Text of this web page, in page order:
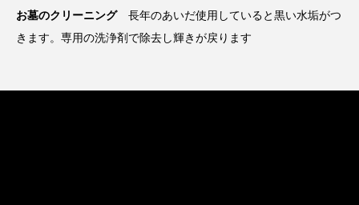
お墓のクリーニング長年のあいだ使用していると黒い水垢がつ
きます。専用の洗浄剤で除去し輝きが戻ります